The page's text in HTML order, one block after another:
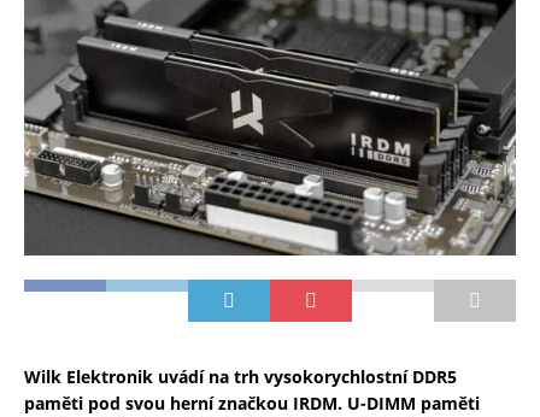
Wilk Elektronik uvádí na trh vysokorychlostní DDR5
paměti pod svou herní značkou IRDM. U-DIMM paměti